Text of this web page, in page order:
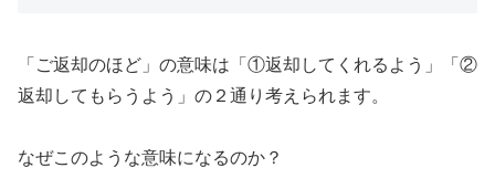
「ご返却のほど」の意味は「①返却してくれるよう」「②
返却してもらうよう」の２通り考えられます。
なぜこのような意味になるのか？